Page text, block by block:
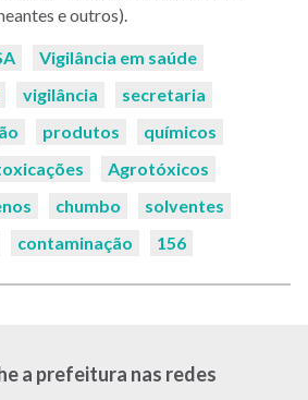
e outros).
Vigilância em saúde
vigilância
secretaria
produtos
químicos
Agrotóxicos
chumbo
solventes
contaminação 156
a prefeitura nas redes